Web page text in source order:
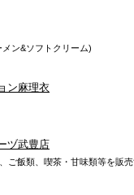
ン&ソフトクリーム)
ン麻理衣
ヅ武豊店
ご飯類、喫茶・甘味類等を販